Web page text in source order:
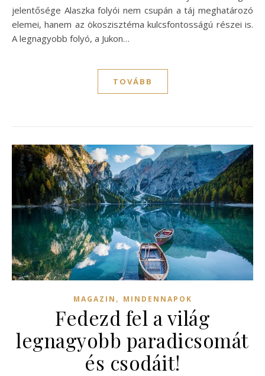
jelentősége Alaszka folyói nem csupán a táj meghatározó
elemei, hanem az ökoszisztéma kulcsfontosságú részei is.
A legnagyobb folyó, a Jukon…
TOVÁBB
MAGAZIN , MINDENNAPOK
Fedezd fel a világ
legnagyobb paradicsomát
és csodáit!